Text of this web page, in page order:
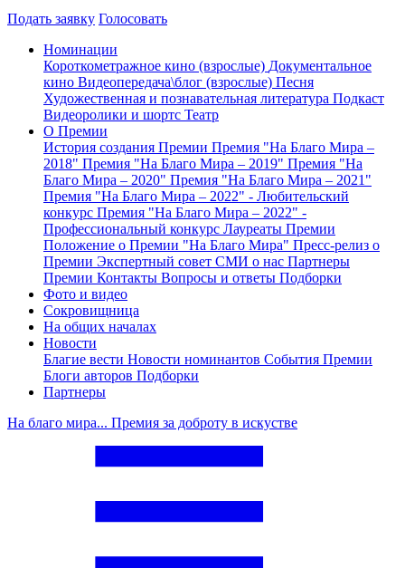
Подать заявку Голосовать
Номинации
Короткометражное кино (взрослые) Документальное
кино Видеопередача\блог (взрослые) Песня
Художественная и познавательная литература Подкаст
Видеоролики и шортс Театр
О Премии
История создания Премии Премия "На Благо Мира –
2018" Премия "На Благо Мира – 2019" Премия "На
Благо Мира – 2020" Премия "На Благо Мира – 2021"
Премия "На Благо Мира – 2022" - Любительский
конкурс Премия "На Благо Мира – 2022" -
Профессиональный конкурс Лауреаты Премии
Положение о Премии "На Благо Мира" Пресс-релиз о
Премии Экспертный совет СМИ о нас Партнеры
Премии Контакты Вопросы и ответы Подборки
Фото и видео
Сокровищница
На общих началах
Новости
Благие вести Новости номинантов События Премии
Блоги авторов Подборки
Партнеры
На благо мира... Премия за доброту в искустве